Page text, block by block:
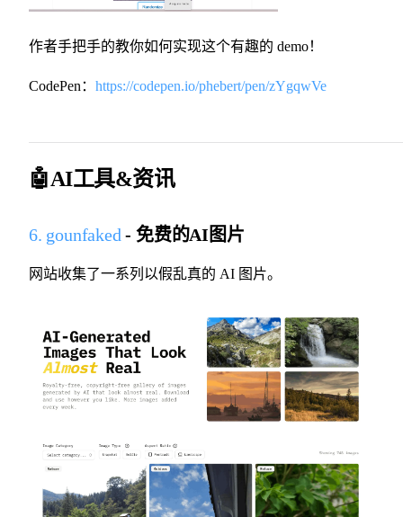
作者手把手的教你如何实现这个有趣的 demo！
CodePen： https://codepen.io/phebert/pen/zYgqwVe
🤖AI工具&资讯
6. gounfaked - 免费的AI图片
网站收集了一系列以假乱真的 AI 图片。